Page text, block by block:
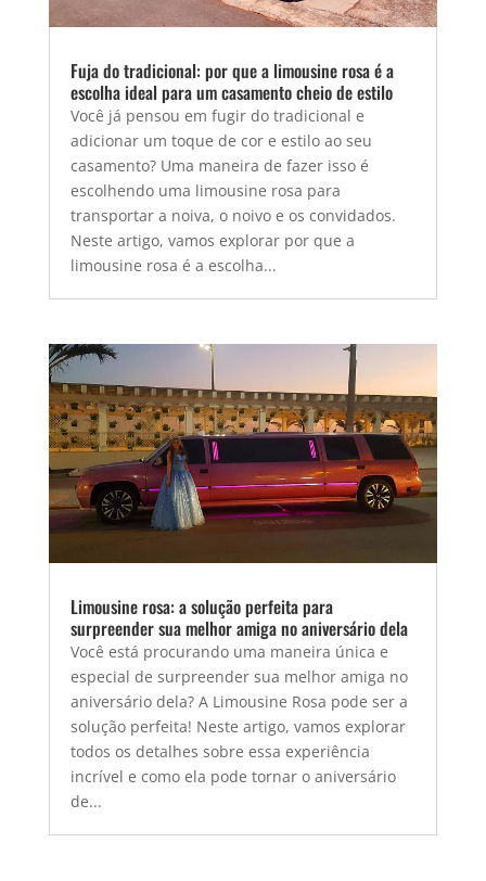
Fuja do tradicional: por que a limousine rosa é a
escolha ideal para um casamento cheio de estilo
Você já pensou em fugir do tradicional e
adicionar um toque de cor e estilo ao seu
casamento? Uma maneira de fazer isso é
escolhendo uma limousine rosa para
transportar a noiva, o noivo e os convidados.
Neste artigo, vamos explorar por que a
limousine rosa é a escolha...
Limousine rosa: a solução perfeita para
surpreender sua melhor amiga no aniversário dela
Você está procurando uma maneira única e
especial de surpreender sua melhor amiga no
aniversário dela? A Limousine Rosa pode ser a
solução perfeita! Neste artigo, vamos explorar
todos os detalhes sobre essa experiência
incrível e como ela pode tornar o aniversário
de...